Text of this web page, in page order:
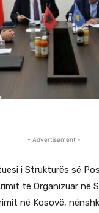
- Advertisement -
i Strukturës së
të Organizuar në
në Kosovë,